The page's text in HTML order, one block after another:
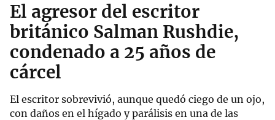
El agresor del escritor
británico Salman Rushdie,
condenado a 25 años de
cárcel
El escritor sobrevivió, aunque quedó ciego de un ojo,
con daños en el hígado y parálisis en una de las